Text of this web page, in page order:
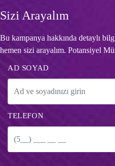
Sizi Arayalım
Bu kampanya hakkında detaylı
hemen sizi arayalım. Potansiyel
AD SOYAD
TELEFON